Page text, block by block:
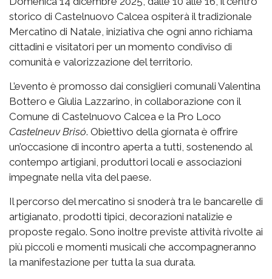
storico di Castelnuovo Calcea ospiterà il tradizionale
Mercatino di Natale, iniziativa che ogni anno richiama
cittadini e visitatori per un momento condiviso di
comunità e valorizzazione del territorio.
L’evento è promosso dai consiglieri comunali Valentina
Bottero e Giulia Lazzarino, in collaborazione con il
Comune di Castelnuovo Calcea e la Pro Loco
Castelneuv Brisó. Obiettivo della giornata è offrire
un’occasione di incontro aperta a tutti, sostenendo al
contempo artigiani, produttori locali e associazioni
impegnate nella vita del paese.
Il percorso del mercatino si snoderà tra le bancarelle di
artigianato, prodotti tipici, decorazioni natalizie e
proposte regalo. Sono inoltre previste attività rivolte ai
più piccoli e momenti musicali che accompagneranno
la manifestazione per tutta la sua durata.